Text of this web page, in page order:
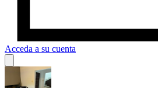
Acceda a su cuenta